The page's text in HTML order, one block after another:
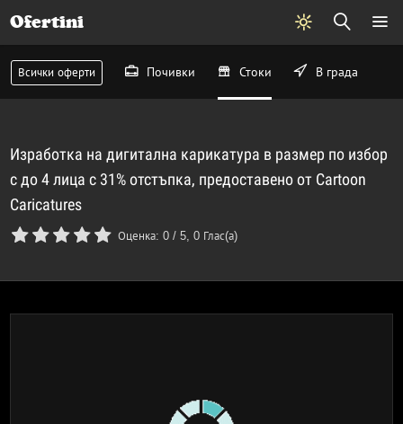
Ofertini
Всички оферти Почивки Стоки В града
Изработка на дигитална карикатура в размер по избор
с до 4 лица с 31% отстъпка, предоставено от Cartoon
Caricatures
Оценка:0 /5,0 Глас(а)